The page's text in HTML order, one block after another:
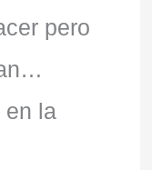
pero
en la